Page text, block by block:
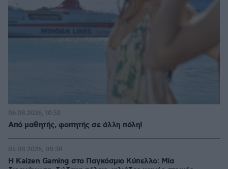
Από μαθητής, φοιτητής σε άλλη πόλη!
06.08.2026, 10:52
H Kaizen Gaming στο Παγκόσμιο Kύπελλο: Μία
05.08.2026, 08:38